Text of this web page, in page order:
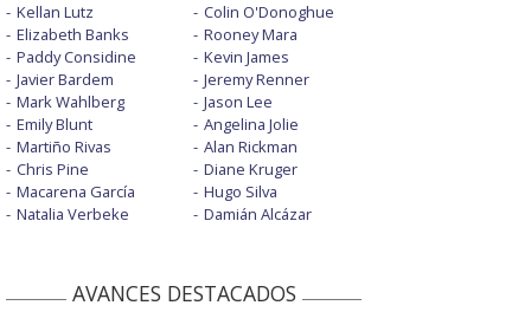
Kellan Lutz
Elizabeth Banks
Paddy Considine
Javier Bardem
Mark Wahlberg
Emily Blunt
Martiño Rivas
Chris Pine
Macarena García
Natalia Verbeke
Colin O'Donoghue
Rooney Mara
Kevin James
Jeremy Renner
Jason Lee
Angelina Jolie
Alan Rickman
Diane Kruger
Hugo Silva
Damián Alcázar
AVANCES DESTACADOS